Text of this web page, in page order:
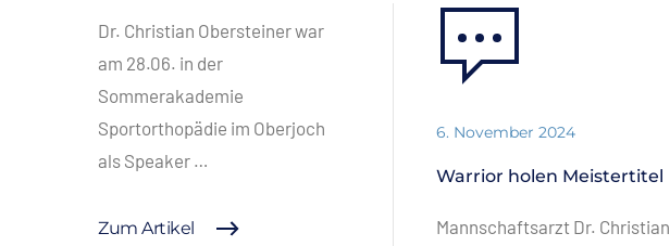
Dr. Christian Obersteiner war
am 28.06. in der
Sommerakademie
Sportorthopädie im Oberjoch
als Speaker …
Zum Artikel
6. November 2024
Warrior holen Meistertitel
Mannschaftsarzt Dr. Christian